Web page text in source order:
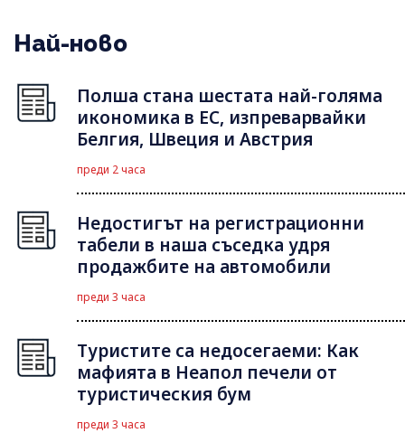
Най-ново
Полша стана шестата най-голяма
икономика в ЕС, изпреварвайки
Белгия, Швеция и Австрия
преди 2 часа
Недостигът на регистрационни
табели в наша съседка удря
продажбите на автомобили
преди 3 часа
Туристите са недосегаеми: Как
мафията в Неапол печели от
туристическия бум
преди 3 часа